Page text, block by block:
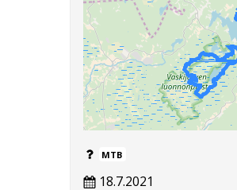
MTB
18.7.2021